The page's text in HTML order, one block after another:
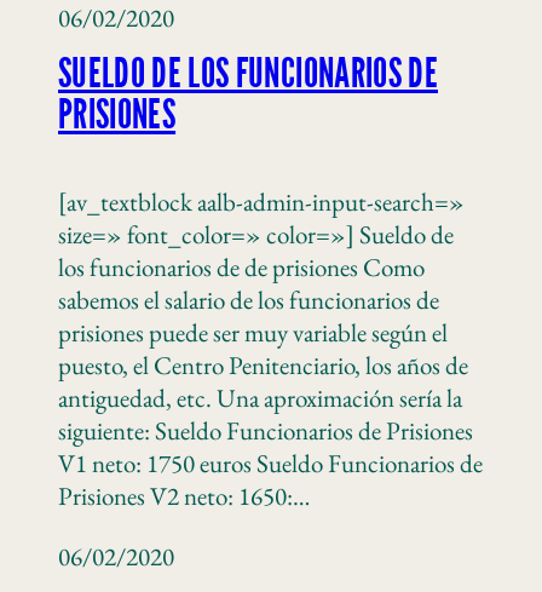
06/02/2020
SUELDO DE LOS FUNCIONARIOS DE
PRISIONES
[av_textblock aalb-admin-input-search=»
size=» font_color=» color=»] Sueldo de
los funcionarios de de prisiones Como
sabemos el salario de los funcionarios de
prisiones puede ser muy variable según el
puesto, el Centro Penitenciario, los años de
antiguedad, etc. Una aproximación sería la
siguiente: Sueldo Funcionarios de Prisiones
V1 neto: 1750 euros Sueldo Funcionarios de
Prisiones V2 neto: 1650:…
06/02/2020